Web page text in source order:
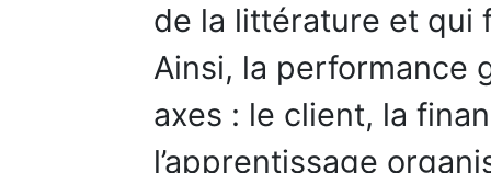
de la littérature et qui
Ainsi, la performance
axes : le client, la
l’apprentissage